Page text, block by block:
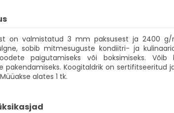
on valmistatud 3 mm paksusest ja 2400 g/
sobib mitmesuguste kondiitri- ja
paigutamiseks või boksimiseks.
pakendamiseks. Koogitaldrik on sertifitseeritud
alates 1 tk.